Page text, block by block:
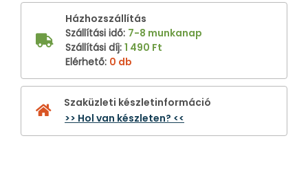
Házhozszállítás
Szállítási idő: 7-8 munkanap
Szállítási díj: 1 490 Ft
Elérhető: 0 db
Szaküzleti készletinformáció
>> Hol van készleten? <<